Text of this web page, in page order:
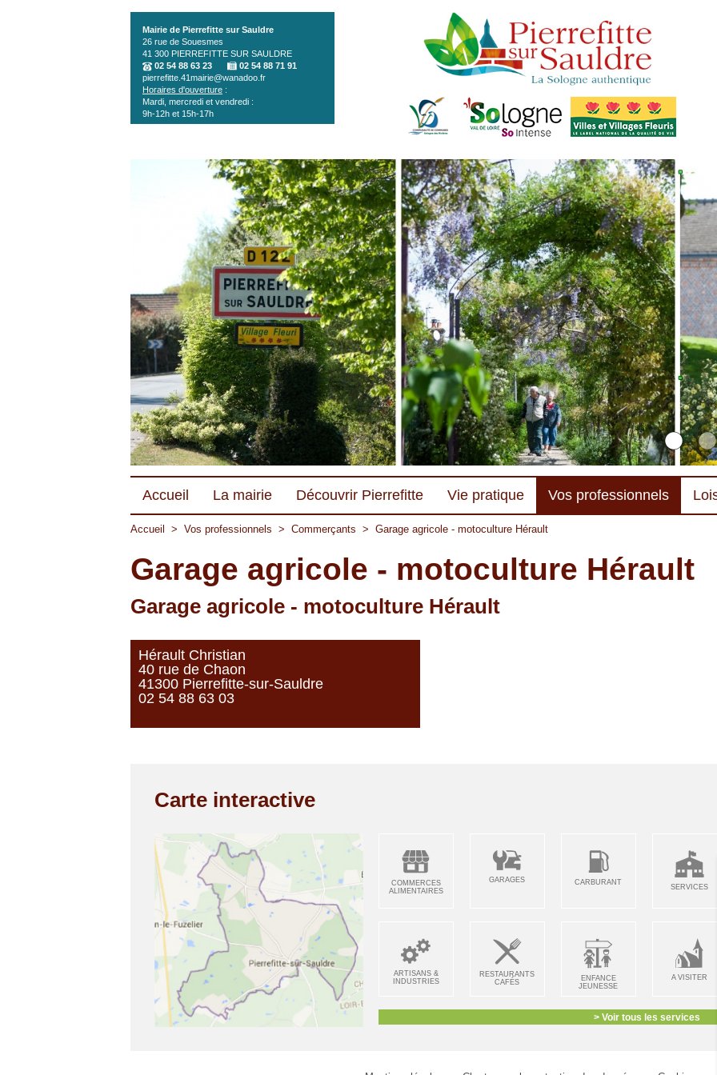
Mairie de Pierrefitte sur Sauldre
26 rue de Souesmes
41 300 PIERREFITTE SUR SAULDRE
02 54 88 63 23
02 54 88 71 91
pierrefitte.41mairie@wanadoo.fr
Horaires d'ouverture :
Mardi, mercredi et vendredi :
9h-12h et 15h-17h
Accueil La mairie Découvrir Pierrefitte Vie pratique Vos professionnels
Accueil > Vos professionnels > Commerçants > Garage agricole - motoculture Hérault
Garage agricole - motoculture Hérault
Garage agricole - motoculture Hérault
Hérault Christian
40 rue de Chaon
41300 Pierrefitte-sur-Sauldre
02 54 88 63 03
Carte interactive
COMMERCES
ALIMENTAIRES
GARAGES CARBURANT
SERVICES
ARTISANS &
INDUSTRIES
RESTAURANTS
CAFÉS
ENFANCE
JEUNESSE
A VISITER
> Voir tous les services